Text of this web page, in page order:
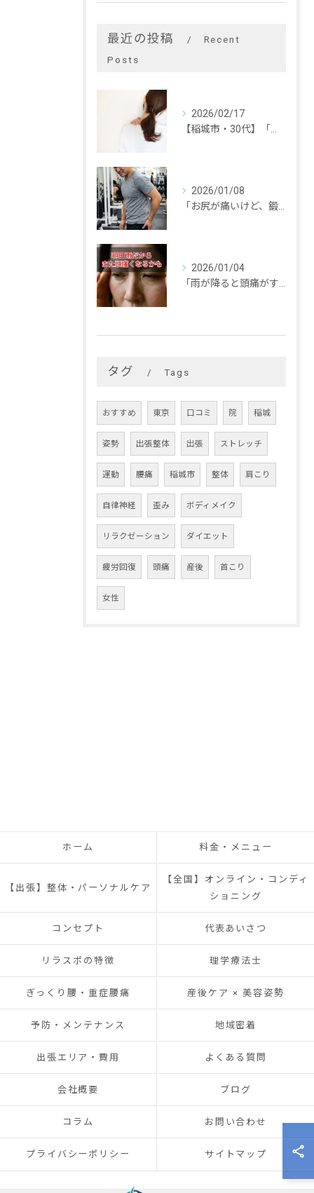
最近の投稿
Recent
Posts
2026/02/17
2026/01/08
2026/01/04
タグ Tags
おすすめ 東京 口コミ 院 稲城
姿勢 出張整体 出張 ストレッチ
運動 腰痛 稲城市 整体 肩こり
自律神経 歪み ボディメイク
リラクゼーション ダイエット
疲労回復 頭痛 産後 首こり
女性
ホーム 料金・メニュー
【出張】整体・パーソナルケア
【全国】オンライン・コンディ
ショニング
コンセプト 代表あいさつ
リラスポの特徴 理学療法士
ぎっくり腰・重症腰痛 産後ケア × 美容姿勢
予防・メンテナンス 地域密着
出張エリア・費用 よくある質問
会社概要 ブログ
コラム お問い合わせ
プライバシーポリシー サイトマップ